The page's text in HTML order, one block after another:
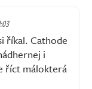
říkal. Cathode
i
říct málokterá